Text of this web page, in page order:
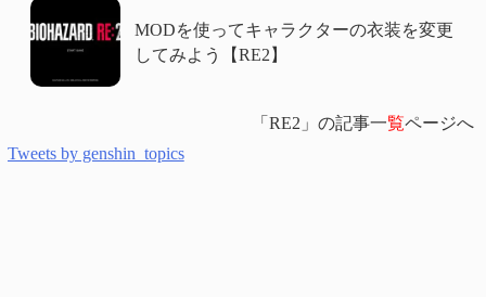
MODを使ってキャラクターの衣装を変更
してみよう【RE2】
「RE2」の記事一覧ページへ
Tweets by genshin_topics